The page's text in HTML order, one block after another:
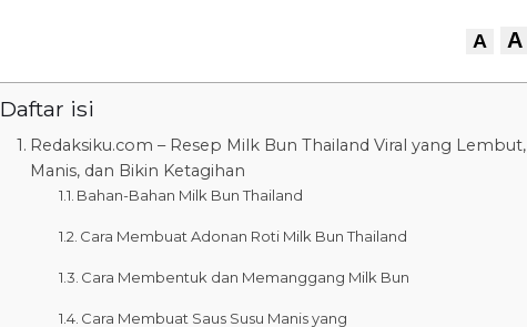
A A
Daftar isi
Redaksiku.com – Resep Milk Bun Thailand Viral yang Lembut,
Manis, dan Bikin Ketagihan
Bahan-Bahan Milk Bun Thailand
Cara Membuat Adonan Roti Milk Bun Thailand
Cara Membentuk dan Memanggang Milk Bun
Cara Membuat Saus Susu Manis yang